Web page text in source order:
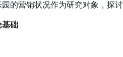
的营销状况作为研究对象，探
基础